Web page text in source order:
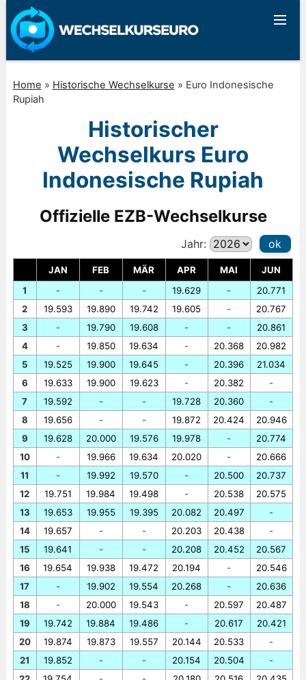
Home » Historische Wechselkurse » Euro Indonesische
Rupiah
Historischer
Wechselkurs Euro
Indonesische Rupiah
Offizielle EZB-Wechselkurse
Jahr: ok
JAN FEB MÄR APR MAI
JUN
1
2
3
4
5
6
7
8
9
10
11
12
13
14
15
16
17
18
19
20
21
-
19.593
-
-
19.525
19.633
19.592
19.656
19.628
-
-
19.751
19.653
19.657
19.641
19.654
-
-
19.742
19.874
19.852
-
19.890
19.790
19.850
19.900
19.900
-
-
20.000
19.966
19.992
19.984
19.955
-
-
19.938
19.902
20.000
19.884
19.873
-
-
19.742
19.608
19.634
19.645
19.623
-
-
19.576
19.634
19.570
19.498
19.395
-
-
19.472
19.554
19.543
19.486
19.557
-
19.629
19.605
-
-
-
-
19.728
19.872
19.978
20.020
-
-
20.082
20.203
20.208
20.194
20.268
-
-
20.144
20.154
-
-
-
20.368
20.396
20.382
20.360
20.424
-
-
20.500
20.538
20.497
20.438
20.452
-
-
20.597
20.617
20.533
20.504
20.771
20.767
20.861
20.982
21.034
-
-
20.946
20.774
20.666
20.737
20.575
-
-
20.567
20.546
20.636
20.487
20.421
-
-